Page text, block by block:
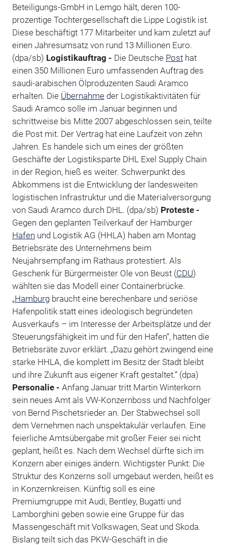
Beteiligungs-GmbH in Lemgo hält, deren 100-
prozentige Tochtergesellschaft die Lippe Logistik ist.
Diese beschäftigt 177 Mitarbeiter und kam zuletzt auf
einen Jahresumsatz von rund 13 Millionen Euro.
(dpa/sb) Logistikauftrag - Die Deutsche Posthat
einen 350 Millionen Euro umfassenden Auftrag des
saudi-arabischen Ölproduzenten Saudi Aramco
erhalten. Die Übernahmeder Logistikaktivitäten für
Saudi Aramco solle im Januar beginnen und
schrittweise bis Mitte 2007 abgeschlossen sein, teilte
die Post mit. Der Vertrag hat eine Laufzeit von zehn
Jahren. Es handele sich um eines der größten
Geschäfte der Logistiksparte DHL Exel Supply Chain
in der Region, hieß es weiter. Schwerpunkt des
Abkommens ist die Entwicklung der landesweiten
logistischen Infrastruktur und die Materialversorgung
von Saudi Aramco durch DHL. (dpa/sb) Proteste -
Gegen den geplanten Teilverkauf der Hamburger
Hafen und Logistik AG (HHLA) haben am Montag
Betriebsräte des Unternehmens beim
Neujahrsempfang im Rathaus protestiert. Als
Geschenk für Bürgermeister Ole von Beust (CDU)
wählten sie das Modell einer Containerbrücke.
„Hamburgbraucht eine berechenbare und seriöse
Hafenpolitik statt eines ideologisch begründeten
Ausverkaufs – im Interesse der Arbeitsplätze und der
Steuerungsfähigkeit im und für den Hafen“, hatten die
Betriebsräte zuvor erklärt. „Dazu gehört zwingend eine
starke HHLA, die komplett im Besitz der Stadt bleibt
und ihre Zukunft aus eigener Kraft gestaltet.“ (dpa)
Personalie - Anfang Januar tritt Martin Winterkorn
sein neues Amt als VW-Konzernboss und Nachfolger
von Bernd Pischetsrieder an. Der Stabwechsel soll
dem Vernehmen nach unspektakulär verlaufen. Eine
feierliche Amtsübergabe mit großer Feier sei nicht
geplant, heißt es. Nach dem Wechsel dürfte sich im
Konzern aber einiges ändern. Wichtigster Punkt: Die
Struktur des Konzerns soll umgebaut werden, heißt es
in Konzernkreisen. Künftig soll es eine
Premiumgruppe mit Audi, Bentley, Bugatti und
Lamborghini geben sowie eine Gruppe für das
Massengeschäft mit Volkswagen, Seat und Skoda.
Bislang teilt sich das PKW-Geschäft in die